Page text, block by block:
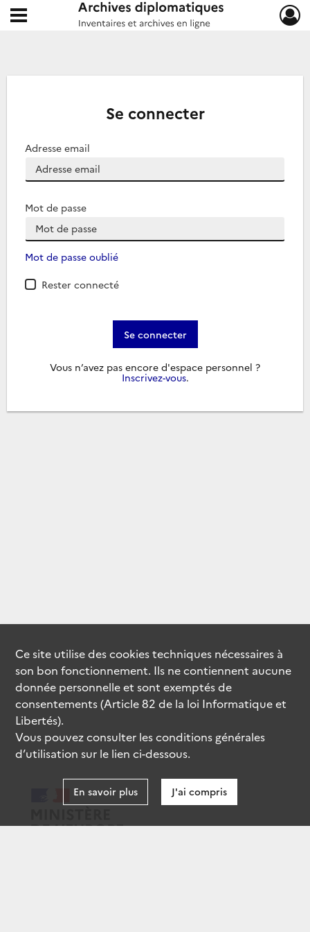
Archives diplomatiques
Ouvrir le menu déroulant
Se connecter
Adresse email
Mot de passe
Mot de passe oublié
Rester connecté
Se connecter
Vous n’avez pas encore d'espace personnel ?
Inscrivez-vous.
Ce site utilise descookiestechniques nécessaires à
son bon fonctionnement. Ils ne contiennent aucune
donnée personnelle et sont exemptés de
consentements (Article 82 de la loi Informatique et
Libertés).
Vous pouvez consulter les conditions générales
d’utilisation sur le lien ci-dessous.
En savoir plus J'ai compris